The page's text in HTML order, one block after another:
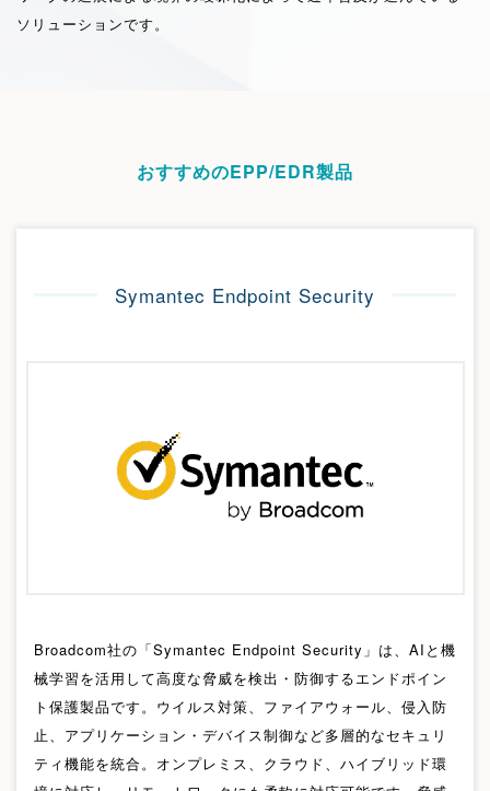
ソリューションです。
おすすめのEPP/EDR製品
Symantec Endpoint Security
Broadcom社の「Symantec Endpoint Security」は、AIと機
械学習を活用して高度な脅威を検出・防御するエンドポイン
ト保護製品です。ウイルス対策、ファイアウォール、侵入防
止、アプリケーション・デバイス制御など多層的なセキュリ
ティ機能を統合。オンプレミス、クラウド、ハイブリッド環